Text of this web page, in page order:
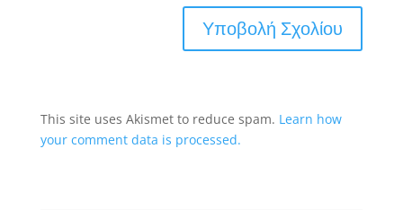
This site uses Akismet to reduce spam. Learn how
your comment data is processed.